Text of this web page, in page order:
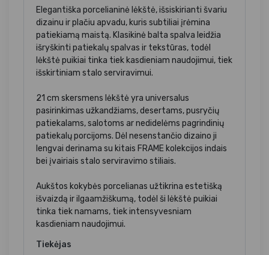
Elegantiška porcelianinė lėkštė, išsiskirianti švariu
dizainu ir plačiu apvadu, kuris subtiliai įrėmina
patiekiamą maistą. Klasikinė balta spalva leidžia
išryškinti patiekalų spalvas ir tekstūras, todėl
lėkštė puikiai tinka tiek kasdieniam naudojimui, tiek
išskirtiniam stalo serviravimui.
21 cm skersmens lėkštė yra universalus
pasirinkimas užkandžiams, desertams, pusryčių
patiekalams, salotoms ar nedidelėms pagrindinių
patiekalų porcijoms. Dėl nesenstančio dizaino ji
lengvai derinama su kitais FRAME kolekcijos indais
bei įvairiais stalo serviravimo stiliais.
Aukštos kokybės porcelianas užtikrina estetišką
išvaizdą ir ilgaamžiškumą, todėl ši lėkštė puikiai
tinka tiek namams, tiek intensyvesniam
kasdieniam naudojimui.
Tiekėjas